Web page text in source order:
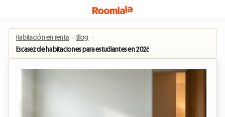
Habitación en renta › Blog ›
Escasez de habitaciones para estudiantes en 2026: La habitación en casa